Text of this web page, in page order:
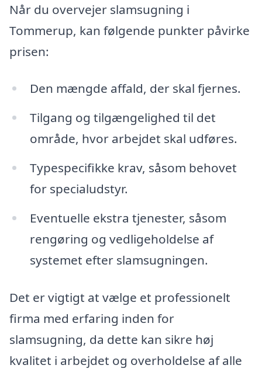
Når du overvejer slamsugning i
Tommerup, kan følgende punkter påvirke
prisen:
Den mængde affald, der skal fjernes.
Tilgang og tilgængelighed til det
område, hvor arbejdet skal udføres.
Typespecifikke krav, såsom behovet
for specialudstyr.
Eventuelle ekstra tjenester, såsom
rengøring og vedligeholdelse af
systemet efter slamsugningen.
Det er vigtigt at vælge et professionelt
firma med erfaring inden for
slamsugning, da dette kan sikre høj
kvalitet i arbejdet og overholdelse af alle